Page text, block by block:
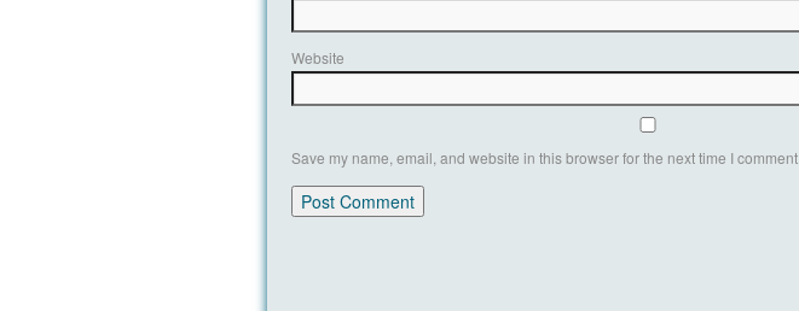
Website
Save my name, email, and website in this browser for the next time I comment.